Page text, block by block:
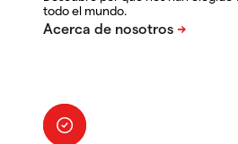
todo el mundo.